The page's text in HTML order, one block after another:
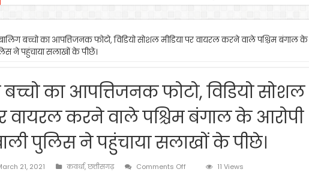
बच्चो का आपत्तिजनक फोटो, विडियो सोशल मीडिया पर वायरल करने वाले पश्चिम बंगाल के
ने पहुंचाया सलाखों के पीछे।
बच्चो का आपत्तिजनक फोटो, विडियो सोशल
वायरल करने वाले पश्चिम बंगाल के आरोपी
पुलिस ने पहुंचाया सलाखों के पीछे।
21, 2021 कवर्धा,छत्तीसगढ़ Comments Offon
11 Views